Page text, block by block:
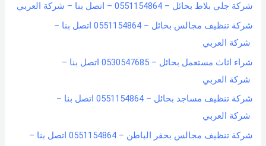
شركة جلي بلاط بحائل – 0551154864 – اتصل بنا – شركة العربي
شركة تنظيف مجالس بحائل – 0551154864 اتصل بنا –
شركة العربي
شراء اثاث مستعمل بحائل – 0530547685 اتصل بنا –
شركة العربي
شركة تنظيف مساجد بحائل – 0551154864 اتصل بنا –
شركة العربي
شركة تنظيف مجالس بحفر الباطن – 0551154864 اتصل بنا –